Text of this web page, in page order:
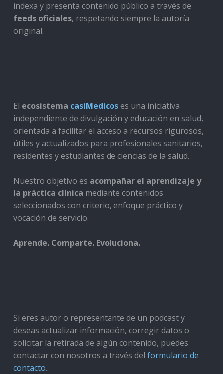
indexa y presenta contenido público a través de
feeds oficiales, respetando siempre la autoría
original.
El ecosistema casiMedicoses una iniciativa
independiente de divulgación y educación en salud,
orientada a facilitar el acceso a recursos rigurosos,
útiles y actualizados para profesionales sanitarios,
residentes y estudiantes de ciencias de la salud.
Nuestro objetivo es acompañar el aprendizaje y
la práctica clínica mediante contenidos
seleccionados con criterio, enfoque práctico y
vocación de servicio.
Aprende. Comparte. Evoluciona.
Si eres autor o representante de un podcast y
deseas actualizar información, corregir datos o
solicitar la retirada de algún contenido, puedes
contactar con nosotros a través del formulario de
contacto.